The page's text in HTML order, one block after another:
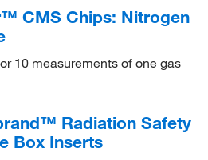
CMS Chips: Nitrogen
10 measurements of one gas
Radiation Safety
Box Inserts